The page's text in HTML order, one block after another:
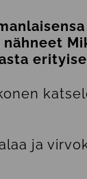
ja